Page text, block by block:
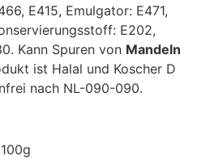
E415, Emulgator: E471,
E202,
Kann Spuren von Mandeln
ist Halal und Koscher D
nach NL-090-090.